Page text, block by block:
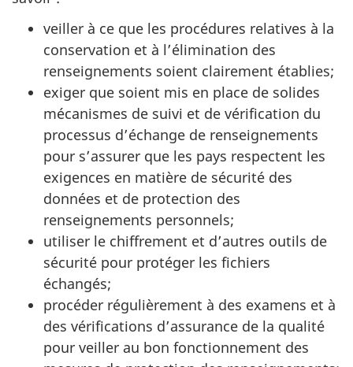
veiller à ce que les procédures relatives à la
conservation et à l’élimination des
renseignements soient clairement établies;
exiger que soient mis en place de solides
mécanismes de suivi et de vérification du
processus d’échange de renseignements
pour s’assurer que les pays respectent les
exigences en matière de sécurité des
données et de protection des
renseignements personnels;
utiliser le chiffrement et d’autres outils de
sécurité pour protéger les fichiers
échangés;
procéder régulièrement à des examens et à
des vérifications d’assurance de la qualité
pour veiller au bon fonctionnement des